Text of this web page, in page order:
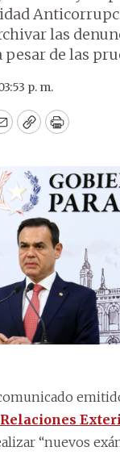
las
pesar de las
p. m.
EmailCopyPrint
“nuevos